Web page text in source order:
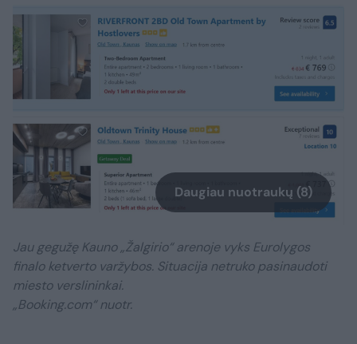
Daugiau nuotraukų (8)
Jau gegužę Kauno „Žalgirio“ arenoje vyks Eurolygos
finalo ketverto varžybos. Situacija netruko pasinaudoti
miesto verslininkai.
„Booking.com“ nuotr.